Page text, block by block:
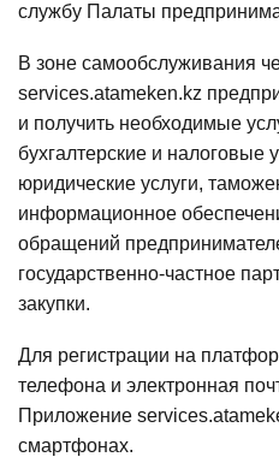
службу Палаты
В зоне самообслуживания
services.atameken.kz
и получить необходимые
бухгалтерские и налоговые
юридические услуги,
информационное
обращений
государственно-частное
закупки.
Для регистрации на
телефона и электронная
Приложение
смартфонах.